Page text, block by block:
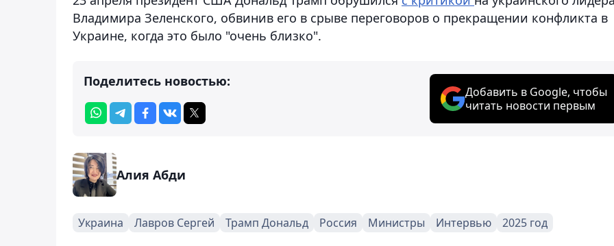
Владимира Зеленского, обвинив его в срыве переговоров о прекращении конфликта в
Украине, когда это было "очень близко".
Поделитесь новостью:
Добавить в Google, чтобы
читать новости первым
Алия Абди
Украина Лавров Сергей Трамп Дональд Россия Министры Интервью 2025 год